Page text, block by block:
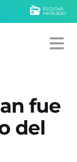
ESCUCHÁ
MKTRADIO
fue
del